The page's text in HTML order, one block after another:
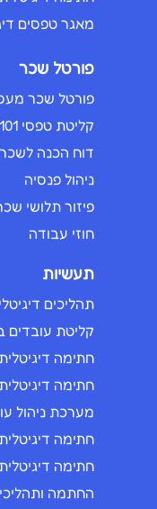
מאגר טפסים
פורטל שכר
פורטל שכר
קליטת טפסי 101
דוח הכנה לשכר
ניהול פנסיה
פיזור תלושי
חוזי עבודה
תעשיות
תהליכים
קליטת עובדים
חתימה
חתימה
מערכת ניהול
חתימה
חתימה דיגיטלית Priority
החתמה